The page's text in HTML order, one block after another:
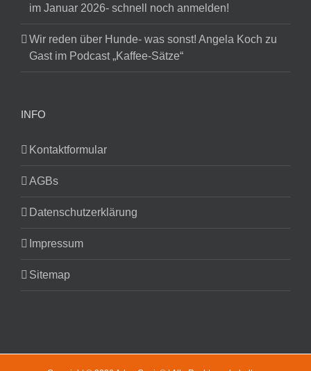
im Januar 2026- schnell noch anmelden!
Wir reden über Hunde- was sonst! Angela Koch zu
Gast im Podcast „Kaffee-Sätze“
INFO
Kontaktformular
AGBs
Datenschutzerklärung
Impressum
Sitemap